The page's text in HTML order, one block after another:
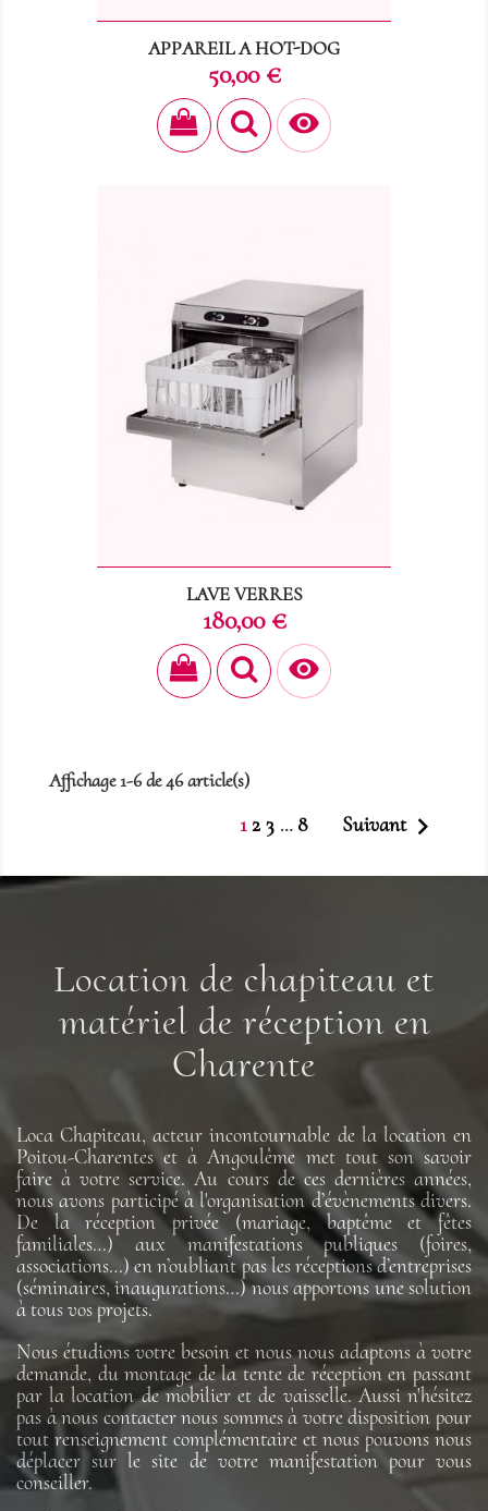
APPAREIL A HOT-DOG
Prix
50,00 €

LAVE VERRES
Prix
180,00 €

Affichage 1-6 de 46 article(s)
123 … 8 Suivant
Location de chapiteau et
matériel de réception en
Charente
Loca Chapiteau, acteur incontournable de la location en
Poitou-Charentes et à Angoulême met tout son savoir
faire à votre service. Au cours de ces dernières années,
nous avons participé à l'organisation d’évènements divers.
De la réception privée (mariage, baptême et fêtes
familiales…) aux manifestations publiques (foires,
associations…) en n’oubliant pas les réceptions d’entreprises
(séminaires, inaugurations…) nous apportons une solution
à tous vos projets.
Nous étudions votre besoin et nous nous adaptons à votre
demande, du montage de la tente de réception en passant
par la location de mobilier et de vaisselle. Aussi n'hésitez
pas à nous contacter nous sommes à votre disposition pour
tout renseignement complémentaire et nous pouvons nous
déplacer sur le site de votre manifestation pour vous
conseiller.